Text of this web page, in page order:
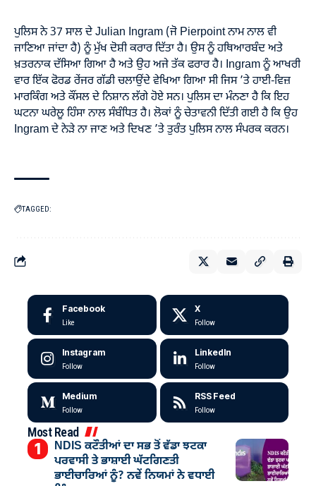
ਪੁਲਿਸ ਨੇ 37 ਸਾਲ ਦੇ Julian Ingram (ਜੋ Pierpoint ਨਾਮ ਨਾਲ ਵੀ
ਜਾਣਿਆ ਜਾਂਦਾ ਹੈ) ਨੂੰ ਮੁੱਖ ਦੋਸ਼ੀ ਕਰਾਰ ਦਿੱਤਾ ਹੈ। ਉਸ ਨੂੰ ਹਥਿਆਰਬੰਦ ਅਤੇ
ਖ਼ਤਰਨਾਕ ਦੱਸਿਆ ਗਿਆ ਹੈ ਅਤੇ ਉਹ ਅਜੇ ਤੱਕ ਫਰਾਰ ਹੈ। Ingram ਨੂੰ ਆਖਰੀ
ਵਾਰ ਇੱਕ ਫੋਰਡ ਰੇਂਜਰ ਗੱਡੀ ਚਲਾਉਂਦੇ ਵੇਖਿਆ ਗਿਆ ਸੀ ਜਿਸ ’ਤੇ ਹਾਈ-ਵਿਜ਼
ਮਾਰਕਿੰਗ ਅਤੇ ਕੌਂਸਲ ਦੇ ਨਿਸ਼ਾਨ ਲੱਗੇ ਹੋਏ ਸਨ। ਪੁਲਿਸ ਦਾ ਮੰਨਣਾ ਹੈ ਕਿ ਇਹ
ਘਟਨਾ ਘਰੇਲੂ ਹਿੰਸਾ ਨਾਲ ਸੰਬੰਧਿਤ ਹੈ। ਲੋਕਾਂ ਨੂੰ ਚੇਤਾਵਨੀ ਦਿੱਤੀ ਗਈ ਹੈ ਕਿ ਉਹ
Ingram ਦੇ ਨੇੜੇ ਨਾ ਜਾਣ ਅਤੇ ਦਿਖਣ ’ਤੇ ਤੁਰੰਤ ਪੁਲਿਸ ਨਾਲ ਸੰਪਰਕ ਕਰਨ।
TAGGED:
Facebook
Like
X
Follow
Instagram
Follow
LinkedIn
Follow
Medium
Follow
RSS Feed
Follow
Most Read
NDIS ਕਟੌਤੀਆਂ ਦਾ ਸਭ ਤੋਂ ਵੱਡਾ ਝਟਕਾ
ਪਰਵਾਸੀ ਤੇ ਭਾਸ਼ਾਈ ਘੱਟਗਿਣਤੀ
ਭਾਈਚਾਰਿਆਂ ਨੂੰ? ਨਵੇਂ ਨਿਯਮਾਂ ਨੇ ਵਧਾਈ